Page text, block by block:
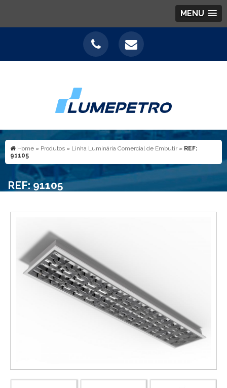
MENU
Home » Produtos » Linha Luminária Comercial de Embutir » REF:
91105
REF: 91105